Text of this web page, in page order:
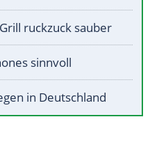
ruckzuck sauber
sinnvoll
in Deutschland